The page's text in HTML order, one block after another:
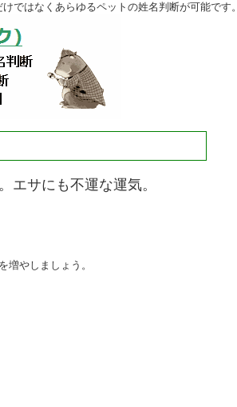
ではなくあらゆるペットの姓名判断が可能です。
エサにも不運な運気。
増やしましょう。